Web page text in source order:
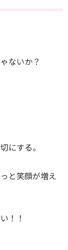
ないか？
にする。
と笑顔が増え
！！